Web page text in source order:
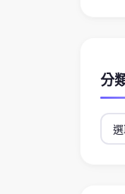
分
分
類